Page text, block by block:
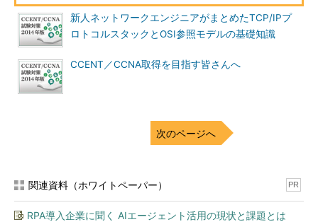
は一般的に3つ以上のポートを持っています。ブリッジがソフト
ウェアで動作するのに対し、スイッチはASICと呼ばれる専用設
計の集積回路によるハードウェア処理で動作します。ワイヤース
論上の最大値といえます。ASICを搭載したスイッチは、大半が
ワイヤースピードのデータを処理できる能力があります。
続するために使用します。接続できる台数は12～48台前後の製
チ＜――＞複数のPCという接続を行うことが多いと思います。
新人ネットワークエンジニアがまとめたTCP/IPプ
ロトコルスタックとOSI参照モデルの基礎知識
CCENT／CCNA取得を目指す皆さんへ
次のページへ
関連資料（ホワイトペーパー） PR
RPA導入企業に聞く AIエージェント活用の現状と課題とは